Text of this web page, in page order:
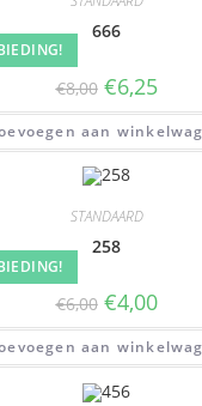
666
€8,00 €6,25
aan
STANDAARD
258
€6,00 €4,00
aan